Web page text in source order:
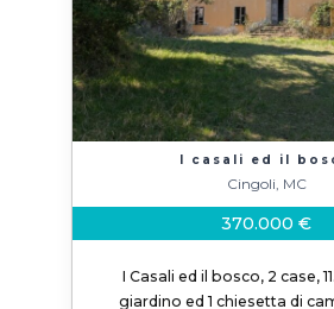
I casali ed il
Cingoli, MC
370.000 €
I Casali ed il bosco, 2 case,
giardino ed 1 chiesetta di